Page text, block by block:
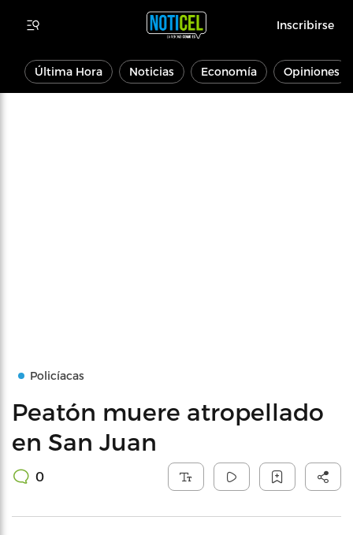
Inscribirse
Última Hora Noticias Economía Opiniones
Policíacas
Peatón muere atropellado
en San Juan
0